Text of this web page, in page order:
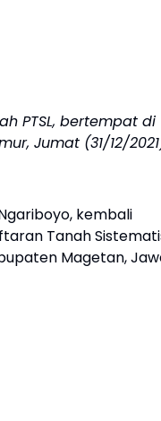
PTSL, bertempat di
Jumat (31/12/
kembali
Tanah
Magetan,